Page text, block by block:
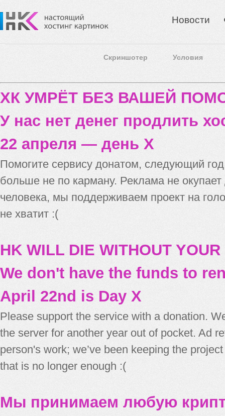
Новости
Скриншотер Условия
ХК УМРЁТ БЕЗ ВАШЕЙ
У нас нет денег продлить
22 апреля — день X
Помогите сервису донатом, следующий
больше не по карману. Реклама не
человека, мы поддерживаем проект на
не хватит :(
HK WILL DIE WITHOUT
We don't have the funds to
April 22nd is Day X
Please support the service with a donation.
the server for another year out of pocket. Ad
person's work; we’ve been keeping the
that is no longer enough :(
Мы принимаем любую